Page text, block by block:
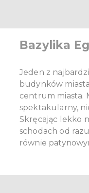
Bazylika
Jeden z
budynków
centrum miasta.
spektakularny,
Skręcając lekko
schodach od
równie